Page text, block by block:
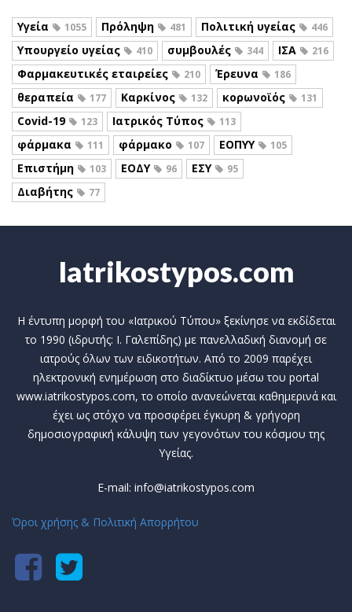
Υγεία 1055 Πρόληψη 481 Πολιτική υγείας 446
Υπουργείο υγείας 410 συμβουλές 344 ΙΣΑ 216
Φαρμακευτικές εταιρείες 210 Έρευνα 186
θεραπεία 177 Καρκίνος 132 κορωνοϊός 131
Covid-19 123 Ιατρικός Τύπος 113
φάρμακα 111 φάρμακο 107 ΕΟΠΥΥ 105
Επιστήμη 103 ΕΟΔΥ 96 ΕΣΥ 95
Διαβήτης 77
Iatrikostypos.com
Η έντυπη μορφή του «Ιατρικού Τύπου» ξεκίνησε να εκδίδεται
το 1990 (ιδρυτής: Ι. Γαλεπίδης) με πανελλαδική διανομή σε
ιατρούς όλων των ειδικοτήτων. Από το 2009 παρέχει
ηλεκτρονική ενημέρωση στο διαδίκτυο μέσω του portal
www.iatrikostypos.com, το οποίο ανανεώνεται καθημερινά και
έχει ως στόχο να προσφέρει έγκυρη & γρήγορη
δημοσιογραφική κάλυψη των γεγονότων του κόσμου της
Υγείας.
E-mail: info@iatrikostypos.com
Όροι χρήσης & Πολιτική Απορρήτου